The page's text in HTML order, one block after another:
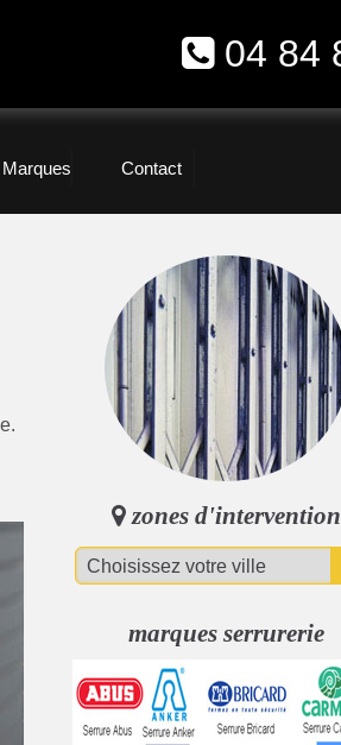
04 84
Marques Contact
zones d'intervention
marques serrurerie